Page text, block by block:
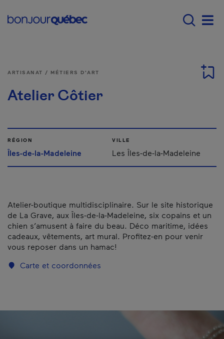
Main navigation -
ARTISANAT / MÉTIERS D'ART
Atelier Côtier
RÉGION
Îles-de-la-Madeleine
VILLE
Les Îles-de-la-Madeleine
Atelier-boutique multidisciplinaire. Sur le site historique
de La Grave, aux Îles-de-la-Madeleine, six copains et un
chien s’amusent à faire du beau. Déco maritime, idées
cadeaux, vêtements, art mural. Profitez-en pour venir
vous reposer dans un hamac!
Carte et coordonnées